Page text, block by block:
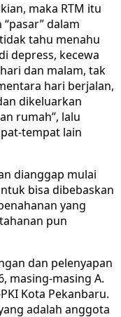
maka RTM itu
dalam
tahu menahu
depress, kecewa
dan malam, tak
hari berjalan,
dikeluarkan
rumah”, lalu
tempat lain
dianggap mulai
bisa dibebaskan
yang
pun
dan pelenyapan
masing-masing A.
Kota Pekanbaru.
adalah anggota